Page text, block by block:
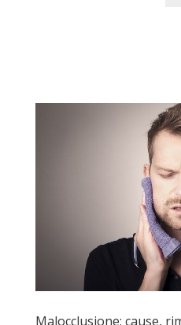
Malocclusione: cause,